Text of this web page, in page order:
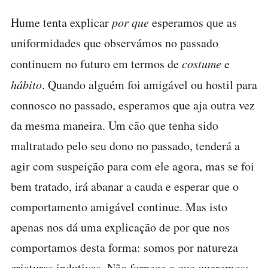
Hume tenta explicarpor queesperamos que as
uniformidades que observámos no passado
continuem no futuro em termos decostumee
hábito. Quando alguém foi amigável ou hostil para
connosco no passado, esperamos que aja outra vez
da mesma maneira. Um cão que tenha sido
maltratado pelo seu dono no passado, tenderá a
agir com suspeição para com ele agora, mas se foi
bem tratado, irá abanar a cauda e esperar que o
comportamento amigável continue. Mas isto
apenas nos dá uma explicação de por que nos
comportamos desta forma: somos por natureza